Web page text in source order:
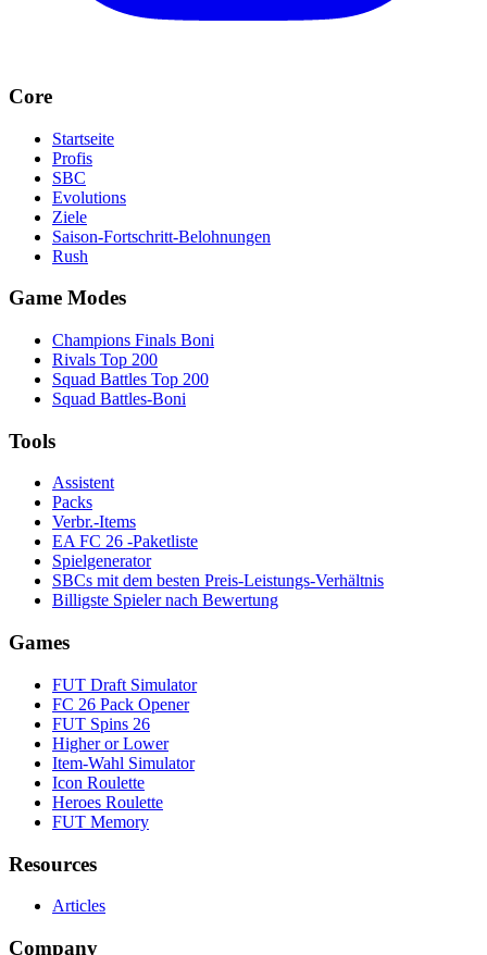
Core
Startseite
Profis
SBC
Evolutions
Ziele
Saison-Fortschritt-Belohnungen
Rush
Game Modes
Champions Finals Boni
Rivals Top 200
Squad Battles Top 200
Squad Battles-Boni
Tools
Assistent
Packs
Verbr.-Items
EA FC 26 -Paketliste
Spielgenerator
SBCs mit dem besten Preis-Leistungs-Verhältnis
Billigste Spieler nach Bewertung
Games
FUT Draft Simulator
FC 26 Pack Opener
FUT Spins 26
Higher or Lower
Item-Wahl Simulator
Icon Roulette
Heroes Roulette
FUT Memory
Resources
Articles
Company